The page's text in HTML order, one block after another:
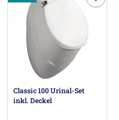
Classic 100 Urinal-Set
inkl. Deckel